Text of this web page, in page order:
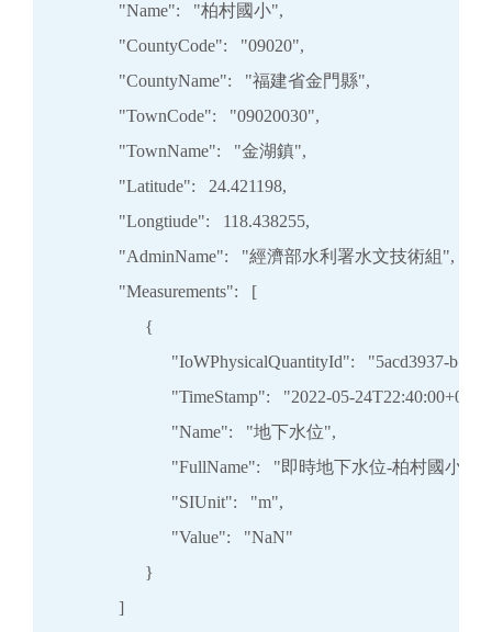
            "Name":   "柏村國小",
            "CountyCode":   "09020",
            "CountyName":   "福建省金門縣",
            "TownCode":   "09020030",
            "TownName":   "金湖鎮",
            "Latitude":   24.421198,
            "Longtiude":   118.438255,
            "AdminName":   "經濟部水利署水文技術組",
            "Measurements":   [
                  {
"IoWPhysicalQuantityId":   "5acd3937-
"TimeStamp":   "2022-05-
                        "Name":   "地下水位",
                        "FullName":   "即時地下水位-柏村國小",
                        "SIUnit":   "m",
                        "Value":   "NaN"
                  }
            ]